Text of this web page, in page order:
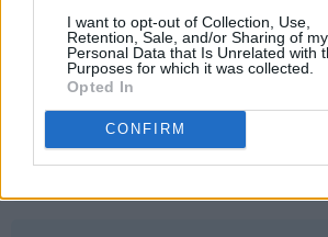
I want to opt-out of Collection, Use,
Retention, Sale, and/or Sharing of my
Personal Data that Is Unrelated with
Purposes for which it was collected.
Opted In
CONFIRM
Elisabeth - 24.03.2015 - 05:58
åååå det hadde vært supert om jeg var
Vi elsker vaffler, men jernet har
Så jeg krysser fingre & håper...